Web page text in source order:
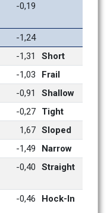
-0,19
-1,24
-1,31
Short
-1,03
Frail
-0,91
Shallow
-0,27
Tight
1,67 Sloped
-1,49
Narrow
-0,40 Straight
-0,46 Hock-In